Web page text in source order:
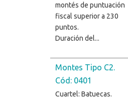
montés de puntuación
fiscal superior a 230
puntos.
Duración del...
Montes Tipo C2.
Cód: 0401
Cuartel: Batuecas.